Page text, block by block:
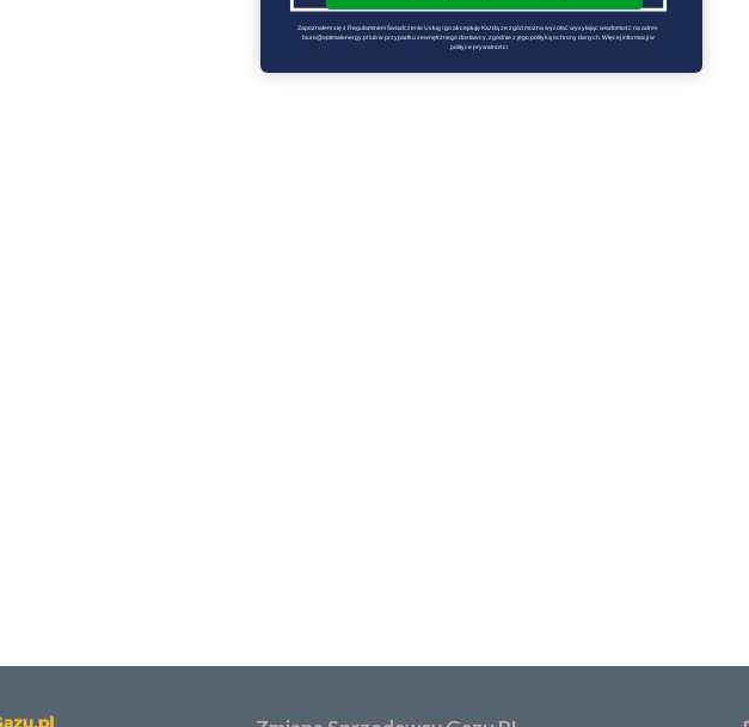
Zapoznałem się z Regulaminem Świadczenie Usług i go akceptuję Każdą ze zgód można wycofać wysyłając wiadomość na adres
biuro@optimalenergy.pl lub w przypadku zewnętrznego dostawcy, zgodnie z jego polityką ochrony danych. Więcej informacji w
polityce prywatności